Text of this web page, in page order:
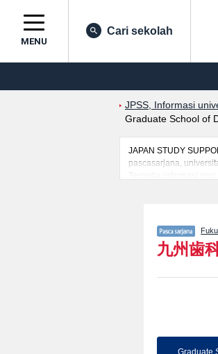
MENU
Cari sekolah
JPSS, Informasi
Graduate School of
JAPAN STUDY
pascasarjana,
Tersedia informasi
九州歯